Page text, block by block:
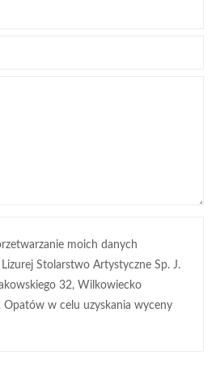
moich danych
Stolarstwo Artystyczne Sp. J.
32, Wilkowiecko
Opatów w celu uzyskania wyceny